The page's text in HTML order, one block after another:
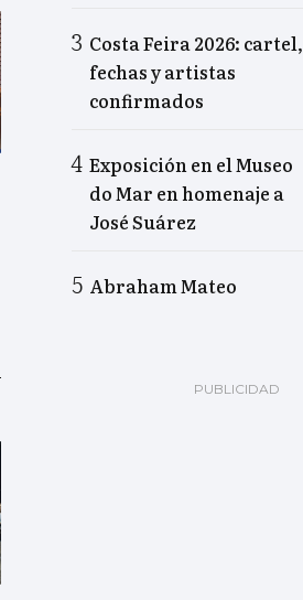
Costa Feira 2026: cartel,
fechas y artistas
confirmados
Exposición en el Museo
do Mar en homenaje a
José Suárez
Abraham Mateo